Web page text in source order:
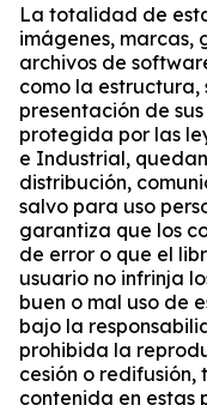
La totalidad de
imágenes, marcas,
archivos de
como la estructura,
presentación de
protegida por las
e Industrial,
distribución,
salvo para uso
garantiza que los
de error o que el
usuario no infrinja
buen o mal uso de
bajo la
prohibida la
cesión o
contenida en estas